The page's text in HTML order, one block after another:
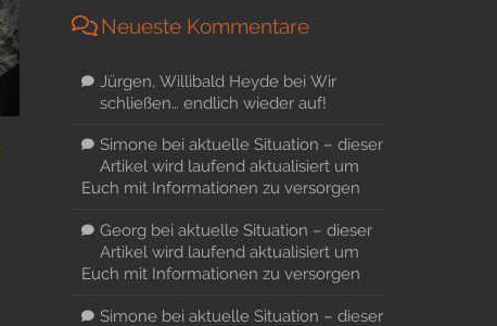
Neueste Kommentare
Jürgen, Willibald Heydebei Wir
schließen… endlich wieder auf!
Simonebei aktuelle Situation – dieser
Artikel wird laufend aktualisiert um
Euch mit Informationen zu versorgen
Georg bei aktuelle Situation – dieser
Artikel wird laufend aktualisiert um
Euch mit Informationen zu versorgen
Simonebei aktuelle Situation – dieser